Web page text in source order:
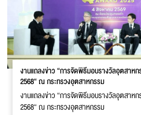
งานแถลงข่าว “การจัดพิธีมอบรางวัลอุตสาห
2568“ ณ กระทรวงอุตสาหกรรม
งานแถลงข่าว “การจัดพิธีมอบรางวัลอุตสาห
2568“ ณ กระทรวงอุตสาหกรรม